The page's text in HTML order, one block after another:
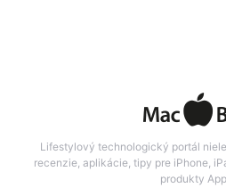
Lifestylový technologický portál
recenzie, aplikácie, tipy pre iPhone,
produkty